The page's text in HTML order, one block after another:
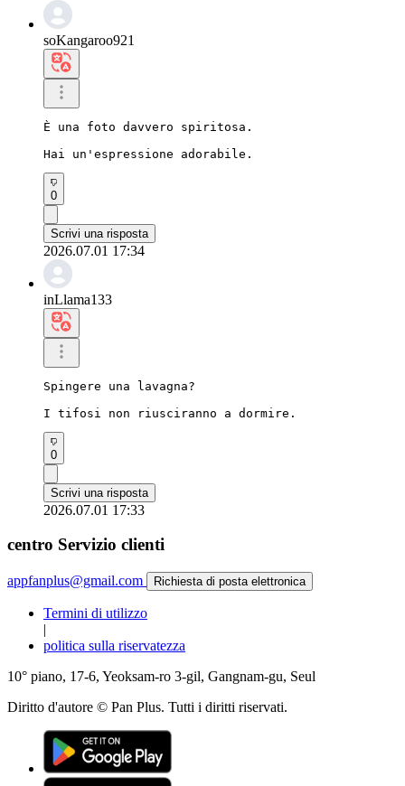
soKangaroo921
È una foto davvero spiritosa.
Hai un'espressione adorabile.
0
Scrivi una risposta
2026.07.01 17:34
inLlama133
Spingere una lavagna?
I tifosi non riusciranno a dormire.
0
Scrivi una risposta
2026.07.01 17:33
centro Servizio clienti
appfanplus@gmail.com Richiesta di posta elettronica
Termini di utilizzo
|
politica sulla riservatezza
10° piano, 17-6, Yeoksam-ro 3-gil, Gangnam-gu, Seul
Diritto d'autore © Pan Plus. Tutti i diritti riservati.